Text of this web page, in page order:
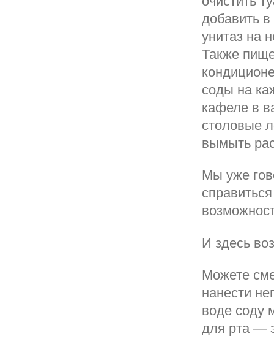
добавить в
унитаз на
Также
соды на
кафеле в
столовые
вымыть
Мы уже
И здесь
Можете
нанести
воде соду
для рта —